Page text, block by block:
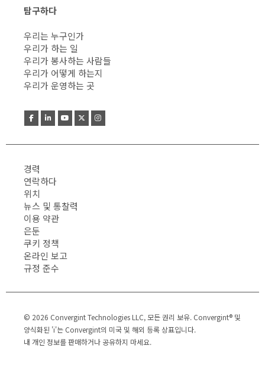
탐구하다
우리는 누구인가
우리가 하는 일
우리가 봉사하는 사람들
우리가 어떻게 하는지
우리가 운영하는 곳
경력
연락하다
위치
뉴스 및 통찰력
이용 약관
은둔
쿠키 정책
온라인 보고
규정 준수
© 2026 Convergint Technologies LLC, 모든 권리 보유. Convergint® 및
양식화된 'i'는 Convergint의 미국 및 해외 등록 상표입니다.
내 개인 정보를 판매하거나 공유하지 마세요.